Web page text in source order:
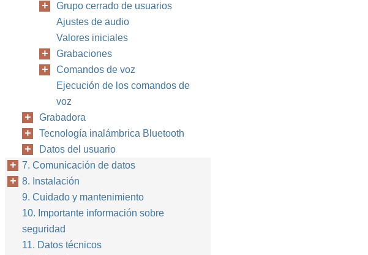
Grupo cerrado de usuarios
Ajustes de audio
Valores iniciales
Grabaciones
Comandos de voz
Ejecución de los comandos de
voz
Grabadora
Tecnología inalámbrica Bluetooth
Datos del usuario
7. Comunicación de datos
8. Instalación
9. Cuidado y mantenimiento
10. Importante información sobre
seguridad
11. Datos técnicos